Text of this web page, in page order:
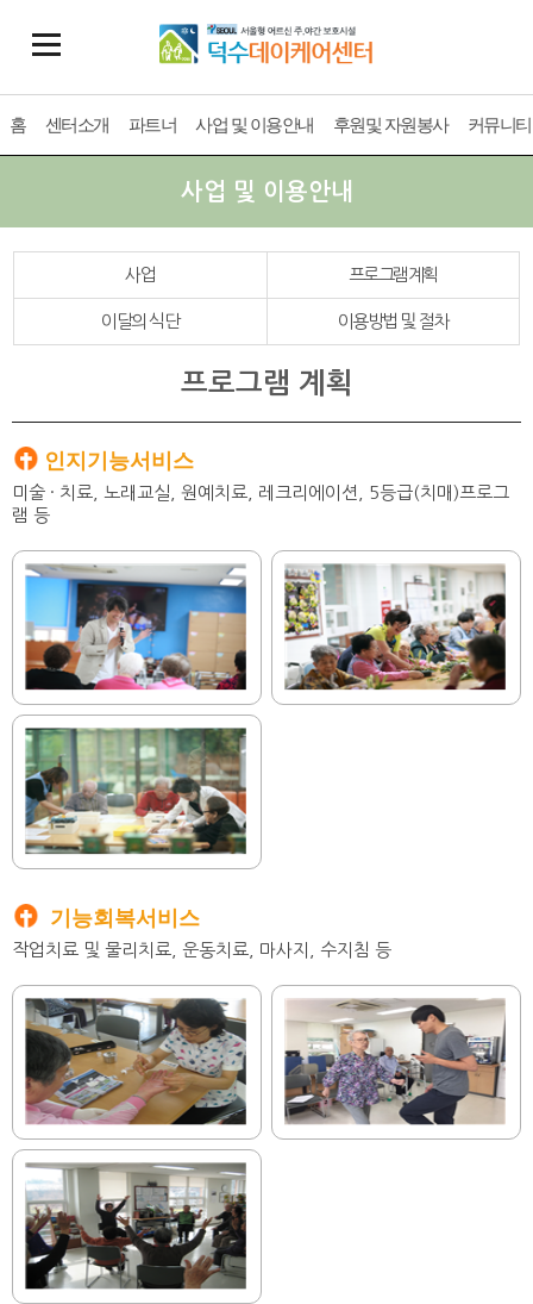
홈 센터소개 파트너 사업 및 이용안내 후원및 자원봉사 커뮤니티
사업 및 이용안내
사업 프로그램계획
이달의 식단 이용방법 및 절차
프로그램 계획
인지기능서비스
미술 · 치료, 노래교실, 원예치료, 레크리에이션, 5등급(치매)프로그
램 등
기능회복서비스
작업치료 및 물리치료, 운동치료, 마사지, 수지침 등